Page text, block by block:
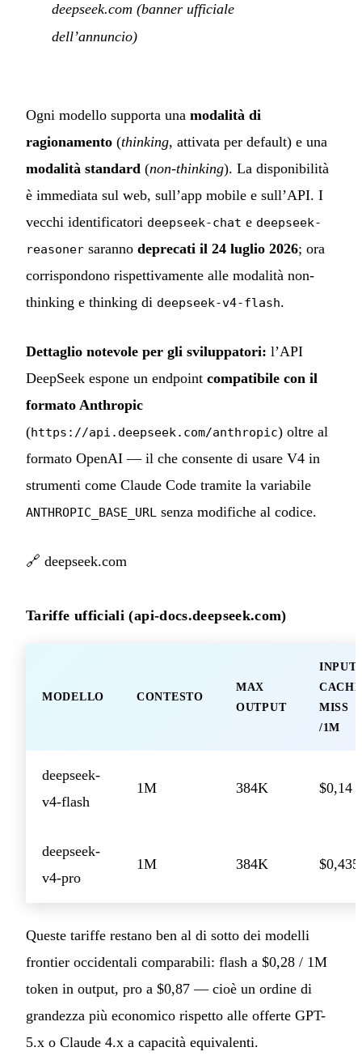
deepseek.com (banner ufficiale
dell’annuncio)
Ogni modello supporta una modalità di
ragionamento (thinking, attivata per default) e una
modalità standard (non-thinking). La disponibilità
è immediata sul web, sull’app mobile e sull’API. I
vecchi identificatori deepseek-chat e deepseek-
reasoner saranno deprecati il 24 luglio 2026; ora
corrispondono rispettivamente alle modalità non-
thinking e thinking di deepseek-v4-flash.
Dettaglio notevole per gli sviluppatori: l’API
DeepSeek espone un endpoint compatibile con il
formato Anthropic
(https://api.deepseek.com/anthropic) oltre al
formato OpenAI — il che consente di usare V4 in
strumenti come Claude Code tramite la variabile
ANTHROPIC_BASE_URL senza modifiche al codice.
🔗 deepseek.com
Tariffe ufficiali (api-docs.deepseek.com)
MODELLO CONTESTO
MAX
OUTPUT
INPUT
CACHE
MISS
/1M
deepseek-
v4-flash
1M 384K $0,14
deepseek-
v4-pro
1M 384K $0,435
Queste tariffe restano ben al di sotto dei modelli
frontier occidentali comparabili: flash a $0,28 / 1M
token in output, pro a $0,87 — cioè un ordine di
grandezza più economico rispetto alle offerte GPT-
5.x o Claude 4.x a capacità equivalenti.